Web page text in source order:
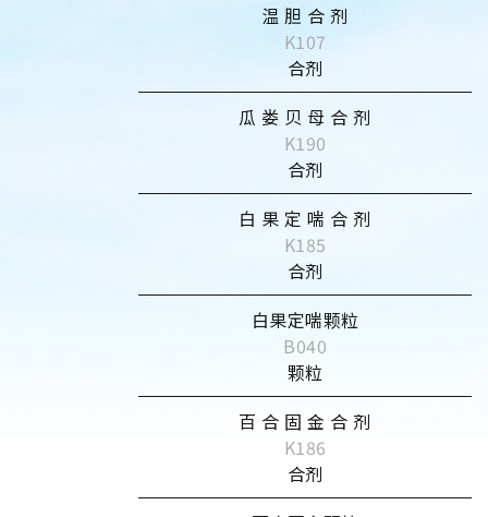
温 胆 合 剂
K107
合剂
瓜 娄 贝 母 合 剂
K190
合剂
白 果 定 喘 合 剂
K185
合剂
白果定喘颗粒
B040
颗粒
百 合 固 金 合 剂
K186
合剂